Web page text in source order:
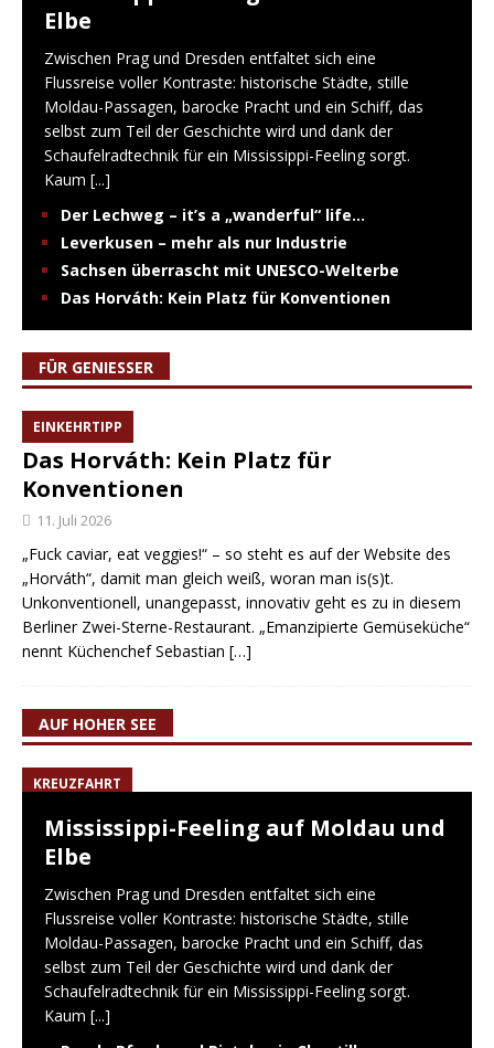
Elbe
Zwischen Prag und Dresden entfaltet sich eine
Flussreise voller Kontraste: historische Städte, stille
Moldau-Passagen, barocke Pracht und ein Schiff, das
selbst zum Teil der Geschichte wird und dank der
Schaufelradtechnik für ein Mississippi-Feeling sorgt.
Kaum [...]
Der Lechweg – it’s a „wanderful“ life…
Leverkusen – mehr als nur Industrie
Sachsen überrascht mit UNESCO-Welterbe
Das Horváth: Kein Platz für Konventionen
FÜR GENIESSER
EINKEHRTIPP
Das Horváth: Kein Platz für
Konventionen
11. Juli 2026
„Fuck caviar, eat veggies!“ – so steht es auf der Website des
„Horváth“, damit man gleich weiß, woran man is(s)t.
Unkonventionell, unangepasst, innovativ geht es zu in diesem
Berliner Zwei-Sterne-Restaurant. „Emanzipierte Gemüseküche“
nennt Küchenchef Sebastian […]
AUF HOHER SEE
KREUZFAHRT
Mississippi-Feeling auf Moldau und
Elbe
Zwischen Prag und Dresden entfaltet sich eine
Flussreise voller Kontraste: historische Städte, stille
Moldau-Passagen, barocke Pracht und ein Schiff, das
selbst zum Teil der Geschichte wird und dank der
Schaufelradtechnik für ein Mississippi-Feeling sorgt.
Kaum [...]